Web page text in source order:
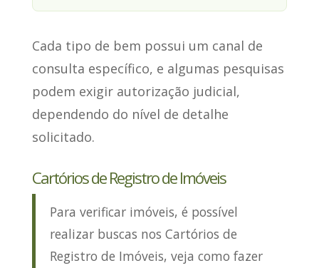
Cada tipo de bem possui um canal de
consulta específico, e algumas pesquisas
podem exigir autorização judicial,
dependendo do nível de detalhe
solicitado.
Cartórios de Registro de Imóveis
Para verificar imóveis, é possível
realizar buscas nos Cartórios de
Registro de Imóveis, veja como fazer